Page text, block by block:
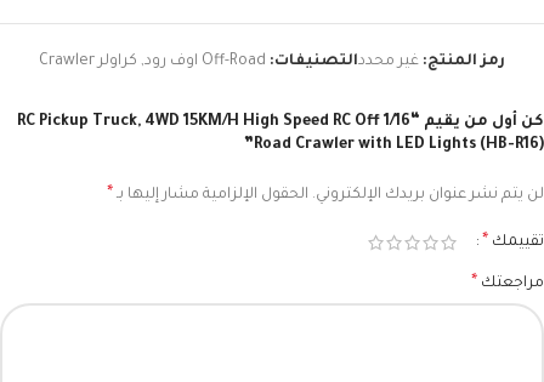
رمز المنتج: غير محددالتصنيفات: Off-Road اوف رود , كراولر Crawler
كن أول من يقيم “1/16 RC Pickup Truck, 4WD 15KM/H High Speed RC Off
Road Crawler with LED Lights (HB-R16)”
لن يتم نشر عنوان بريدك الإلكتروني. الحقول الإلزامية مشار إليها بـ *
تقييمك *
مراجعتك *